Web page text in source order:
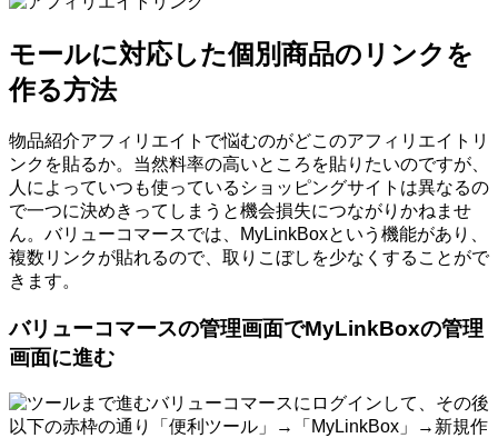
モールに対応した個別商品のリンクを
作る方法
物品紹介アフィリエイトで悩むのがどこのアフィリエイトリ
ンクを貼るか。当然料率の高いところを貼りたいのですが、
人によっていつも使っているショッピングサイトは異なるの
で一つに決めきってしまうと機会損失につながりかねませ
ん。バリューコマースでは、MyLinkBoxという機能があり、
複数リンクが貼れるので、取りこぼしを少なくすることがで
きます。
バリューコマースの管理画面でMyLinkBoxの管理
画面に進む
バリューコマースにログインして、その後
以下の赤枠の通り「便利ツール」→「MyLinkBox」→新規作